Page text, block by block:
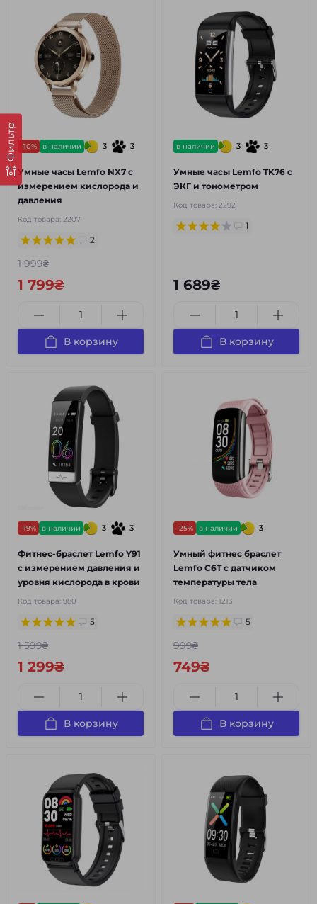
Фильтр -10% в наличии 3 3
Умные часы Lemfo NX7 с
измерением кислорода и
давления
Код товара: 2207
2
1 999₴
1 799₴
В корзину
в наличии 3 3
Умные часы Lemfo TK76 с
ЭКГ и тонометром
Код товара: 2292
1
1 689₴
В корзину
-19% в наличии 3 3
Фитнес-браслет Lemfo Y91
с измерением давления и
уровня кислорода в крови
Код товара: 980
5
1 599₴
1 299₴
В корзину
-25% в наличии 3
Умный фитнес браслет
Lemfo C6T с датчиком
температуры тела
Код товара: 1213
5
999₴
749₴
В корзину